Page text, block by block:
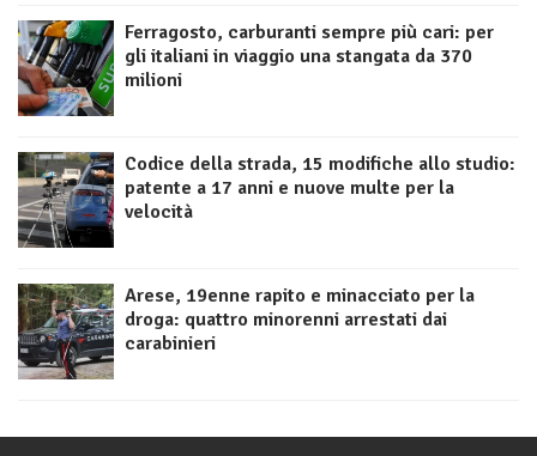
Ferragosto, carburanti sempre più cari: per
gli italiani in viaggio una stangata da 370
milioni
Codice della strada, 15 modifiche allo studio:
patente a 17 anni e nuove multe per la
velocità
Arese, 19enne rapito e minacciato per la
droga: quattro minorenni arrestati dai
carabinieri